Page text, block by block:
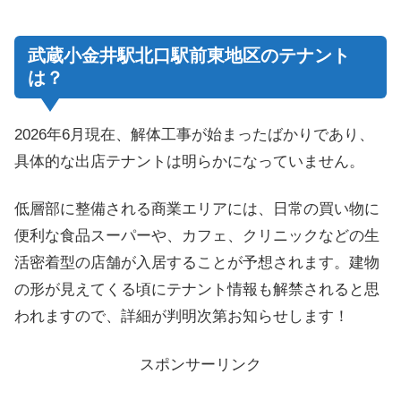
武蔵小金井駅北口駅前東地区のテナント
は？
2026年6月現在、解体工事が始まったばかりであり、
具体的な出店テナントは明らかになっていません。
低層部に整備される商業エリアには、日常の買い物に
便利な食品スーパーや、カフェ、クリニックなどの生
活密着型の店舗が入居することが予想されます。建物
の形が見えてくる頃にテナント情報も解禁されると思
われますので、詳細が判明次第お知らせします！
スポンサーリンク